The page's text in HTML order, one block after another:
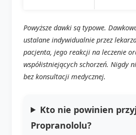
Powyższe dawki są typowe.
ustalane indywidualnie przez
pacjenta, jego reakcji na leczenie
współistniejących schorzeń. Nigdy
bez konsultacji medycznej.
Kto nie powinien
Propranololu?